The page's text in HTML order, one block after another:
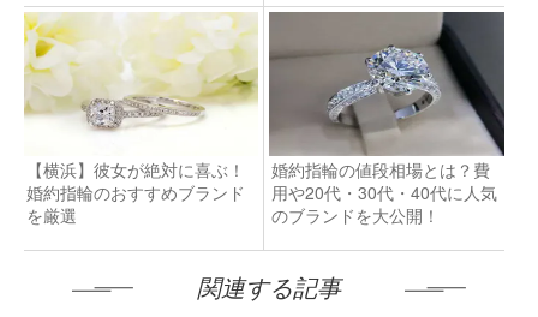
【横浜】彼女が絶対に喜ぶ！
婚約指輪のおすすめブランド
を厳選
婚約指輪の値段相場とは？費
用や20代・30代・40代に人気
のブランドを大公開！
関連する記事